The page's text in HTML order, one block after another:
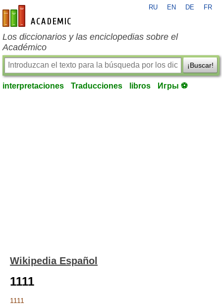
es-academic.com
RU EN DE FR
Los diccionarios y las enciclopedias sobre el
Académico
¡Buscar!
interpretaciones Traducciones libros Игры ⚽
Wikipedia Español
1111
1111